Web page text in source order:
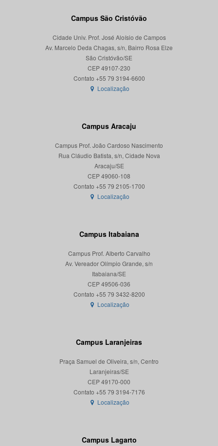
Campus São Cristóvão
Cidade Univ. Prof. José Aloísio de Campos
Av. Marcelo Deda Chagas, s/n, Bairro Rosa Elze
São Cristóvão/SE
CEP 49107-230
Localização
Campus Aracaju
Campus Prof. João Cardoso Nascimento
Rua Cláudio Batista, s/n, Cidade Nova
Aracaju/SE
CEP 49060-108
Localização
Campus Itabaiana
Campus Prof. Alberto Carvalho
Av. Vereador Olímpio Grande, s/n
Itabaiana/SE
CEP 49506-036
Localização
Campus Laranjeiras
Praça Samuel de Oliveira, s/n, Centro
Laranjeiras/SE
CEP 49170-000
Localização
Campus Lagarto